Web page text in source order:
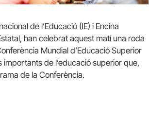
de l’Educació (IE) i Encina
han celebrat aquest matí una roda
Mundial d’Educació Superior
de l’educació superior que,
de la Conferència.